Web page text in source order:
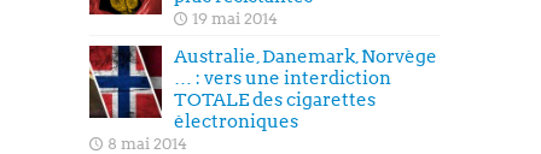
19 mai 2014
Australie, Danemark, Norvège
… : vers une interdiction
TOTALE des cigarettes
électroniques
8 mai 2014